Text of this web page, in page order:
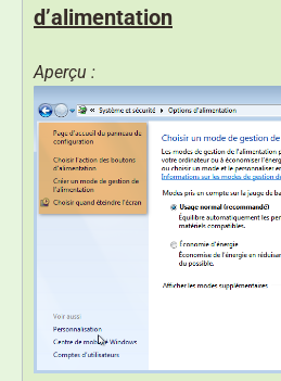
d’alimentation
Aperçu :